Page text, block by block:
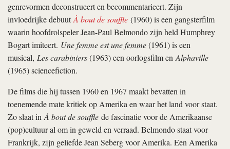
genrevormen deconstrueert en becommentarieert. Zijn
invloedrijke debuutÀ bout de souffle (1960) is een gangsterfilm
waarin hoofdrolspeler Jean-Paul Belmondo zijn held Humphrey
Bogart imiteert. Une femme est une femme(1961) is een
musical, Les carabiniers(1963) een oorlogsfilm enAlphaville
(1965) sciencefiction.
De films die hij tussen 1960 en 1967 maakt bevatten in
toenemende mate kritiek op Amerika en waar het land voor staat.
Zo slaat inÀ bout de souffle de fascinatie voor de Amerikaanse
(pop)cultuur al om in geweld en verraad. Belmondo staat voor
Frankrijk, zijn geliefde Jean Seberg voor Amerika. Een Amerika